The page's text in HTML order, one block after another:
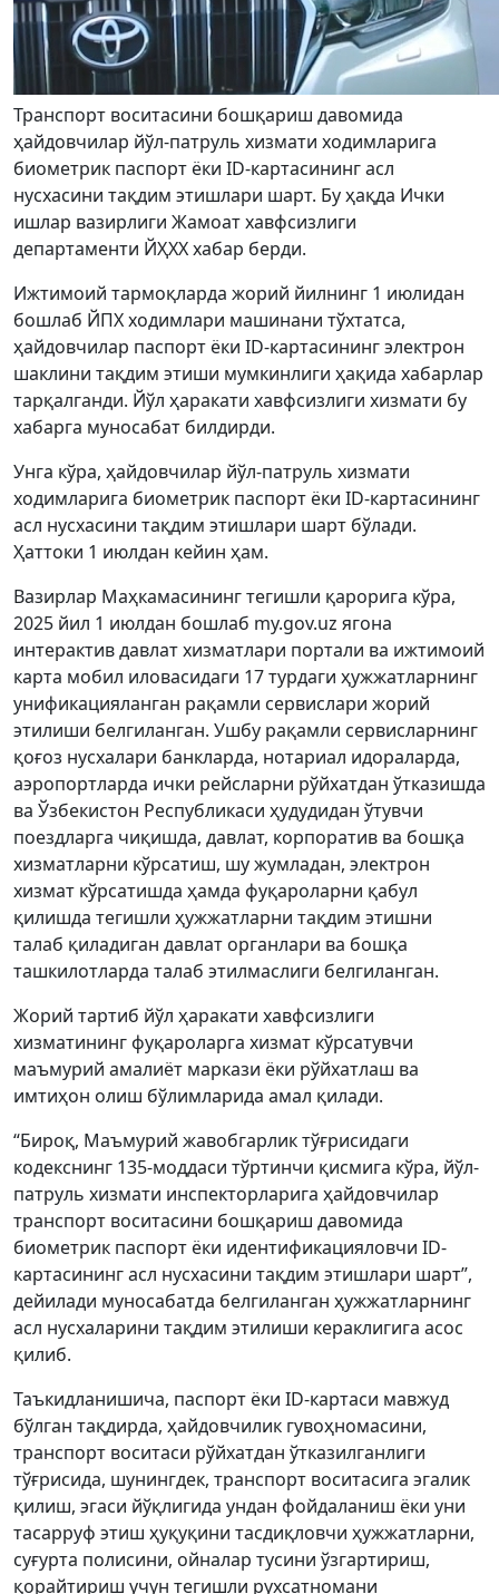
Транспорт воситасини бошқариш давомида
ҳайдовчилар йўл-патруль хизмати ходимларига
биометрик паспорт ёки ID-картасининг асл
нусхасини тақдим этишлари шарт. Бу ҳақда Ички
ишлар вазирлиги Жамоат хавфсизлиги
департаменти ЙҲХХ хабар берди.
Ижтимоий тармоқларда жорий йилнинг 1 июлидан
бошлаб ЙПХ ходимлари машинани тўхтатса,
ҳайдовчилар паспорт ёки ID-картасининг электрон
шаклини тақдим этиши мумкинлиги ҳақида хабарлар
тарқалганди. Йўл ҳаракати хавфсизлиги хизмати бу
хабарга муносабат билдирди.
Унга кўра, ҳайдовчилар йўл-патруль хизмати
ходимларига биометрик паспорт ёки ID-картасининг
асл нусхасини тақдим этишлари шарт бўлади.
Ҳаттоки 1 июлдан кейин ҳам.
Вазирлар Маҳкамасининг тегишли қарорига кўра,
2025 йил 1 июлдан бошлаб my.gov.uz ягона
интерактив давлат хизматлари портали ва ижтимоий
карта мобил иловасидаги 17 турдаги ҳужжатларнинг
унификацияланган рақамли сервислари жорий
этилиши белгиланган. Ушбу рақамли сервисларнинг
қоғоз нусхалари банкларда, нотариал идораларда,
аэропортларда ички рейсларни рўйхатдан ўтказишда
ва Ўзбекистон Республикаси ҳудудидан ўтувчи
поездларга чиқишда, давлат, корпоратив ва бошқа
хизматларни кўрсатиш, шу жумладан, электрон
хизмат кўрсатишда ҳамда фуқароларни қабул
қилишда тегишли ҳужжатларни тақдим этишни
талаб қиладиган давлат органлари ва бошқа
ташкилотларда талаб этилмаслиги белгиланган.
Жорий тартиб йўл ҳаракати хавфсизлиги
хизматининг фуқароларга хизмат кўрсатувчи
маъмурий амалиёт маркази ёки рўйхатлаш ва
имтиҳон олиш бўлимларида амал қилади.
“Бироқ, Маъмурий жавобгарлик тўғрисидаги
кодекснинг 135-моддаси тўртинчи қисмига кўра, йўл-
патруль хизмати инспекторларига ҳайдовчилар
транспорт воситасини бошқариш давомида
биометрик паспорт ёки идентификацияловчи ID-
картасининг асл нусхасини тақдим этишлари шарт”,
дейилади муносабатда белгиланган ҳужжатларнинг
асл нусхаларини тақдим этилиши кераклигига асос
қилиб.
Таъкидланишича, паспорт ёки ID-картаси мавжуд
бўлган тақдирда, ҳайдовчилик гувоҳномасини,
транспорт воситаси рўйхатдан ўтказилганлиги
тўғрисида, шунингдек, транспорт воситасига эгалик
қилиш, эгаси йўқлигида ундан фойдаланиш ёки уни
тасарруф этиш ҳуқуқини тасдиқловчи ҳужжатларни,
суғурта полисини, ойналар тусини ўзгартириш,
қорайтириш учун тегишли рухсатномани